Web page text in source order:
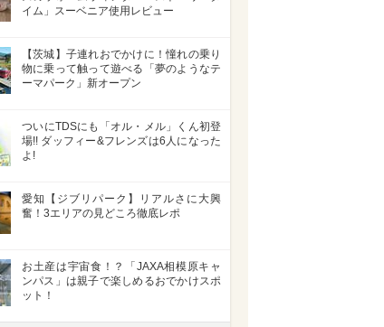
イム」スーベニア使用レビュー
【茨城】子連れおでかけに！憧れの乗り
物に乗って触って遊べる「夢のようなテ
ーマパーク」新オープン
ついにTDSにも「オル・メル」くん初登
場!! ダッフィー&フレンズは6人になった
よ!
愛知【ジブリパーク】リアルさに大興
奮！3エリアの見どころ徹底レポ
お土産は宇宙食！？「JAXA相模原キャ
ンパス」は親子で楽しめるおでかけスポ
ット！